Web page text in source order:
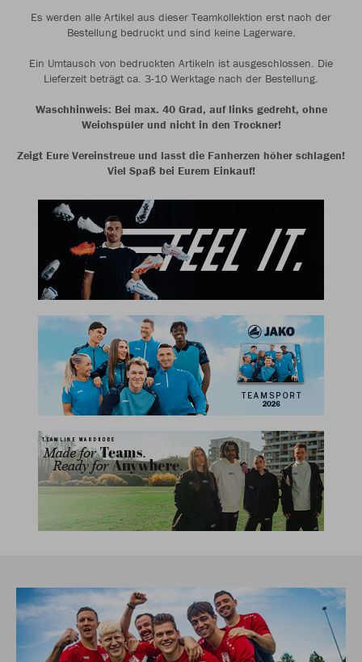
Es werden alle Artikel aus dieser Teamkollektion erst nach der
Bestellung bedruckt und sind keine Lagerware.
Ein Umtausch von bedruckten Artikeln ist ausgeschlossen. Die
Lieferzeit beträgt ca. 3-10 Werktage nach der Bestellung.
Waschhinweis: Bei max. 40 Grad, auf links gedreht, ohne
Weichspüler und nicht in den Trockner!
Zeigt Eure Vereinstreue und lasst die Fanherzen höher schlagen!
Viel Spaß bei Eurem Einkauf!